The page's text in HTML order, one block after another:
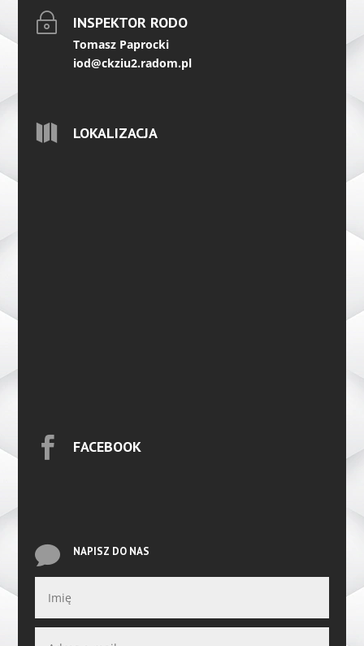
~ INSPEKTOR RODO
Tomasz Paprocki
iod@ckziu2.radom.pl
 LOKALIZACJA
 FACEBOOK
 NAPISZ DO NAS